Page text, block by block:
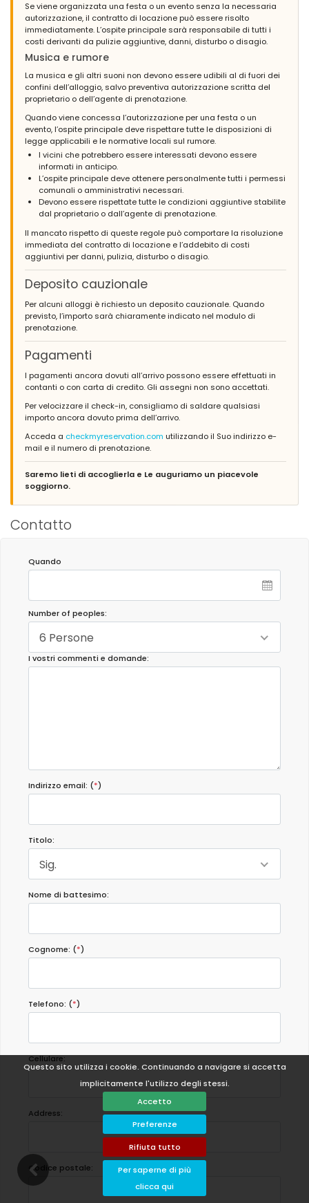
Questo sito utilizza i cookie. Continuando a navigare si accetta
implicitamente l'utilizzo degli stessi.
Accetto
Preferenze
Rifiuta tutto
Per saperne di più
clicca qui
Se viene organizzata una festa o un evento senza la necessaria
autorizzazione, il contratto di locazione può essere risolto
immediatamente. L’ospite principale sarà responsabile di tutti i
costi derivanti da pulizie aggiuntive, danni, disturbo o disagio.
Musica e rumore
La musica e gli altri suoni non devono essere udibili al di fuori dei
confini dell’alloggio, salvo preventiva autorizzazione scritta del
proprietario o dell’agente di prenotazione.
Quando viene concessa l’autorizzazione per una festa o un
evento, l’ospite principale deve rispettare tutte le disposizioni di
legge applicabili e le normative locali sul rumore.
I vicini che potrebbero essere interessati devono essere
informati in anticipo.
L’ospite principale deve ottenere personalmente tutti i permessi
comunali o amministrativi necessari.
Devono essere rispettate tutte le condizioni aggiuntive stabilite
dal proprietario o dall’agente di prenotazione.
Il mancato rispetto di queste regole può comportare la risoluzione
immediata del contratto di locazione e l’addebito di costi
aggiuntivi per danni, pulizia, disturbo o disagio.
Deposito cauzionale
Per alcuni alloggi è richiesto un deposito cauzionale. Quando
previsto, l’importo sarà chiaramente indicato nel modulo di
prenotazione.
Pagamenti
I pagamenti ancora dovuti all’arrivo possono essere effettuati in
contanti o con carta di credito. Gli assegni non sono accettati.
Per velocizzare il check-in, consigliamo di saldare qualsiasi
importo ancora dovuto prima dell’arrivo.
Acceda a checkmyreservation.com utilizzando il Suo indirizzo e-
mail e il numero di prenotazione.
Saremo lieti di accoglierla e Le auguriamo un piacevole
soggiorno.
Contatto
Quando
Number of peoples:
6 Persone
I vostri commenti e domande:
Indirizzo email: (*)
Titolo:
Sig.
Nome di battesimo:
Cognome: (*)
Telefono: (*)
Cellulare:
Address:
Codice postale: